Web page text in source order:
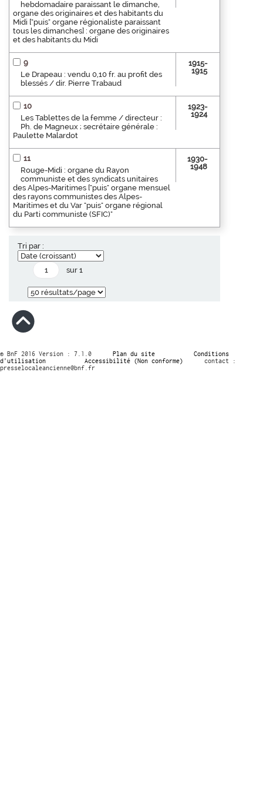
hebdomadaire paraissant le dimanche,
organe des originaires et des habitants du
Midi ["puis" organe régionaliste paraissant
tous les dimanches] : organe des originaires
et des habitants du Midi
9
Le Drapeau : vendu 0,10 fr. au profit des
blessés / dir. Pierre Trabaud
1915-
1915
10
Les Tablettes de la femme / directeur :
Ph. de Magneux ; secrétaire générale :
Paulette Malardot
1923-
1924
11
Rouge-Midi : organe du Rayon
communiste et des syndicats unitaires
des Alpes-Maritimes ["puis" organe mensuel
des rayons communistes des Alpes-
Maritimes et du Var "puis" organe régional
du Parti communiste (SFIC)"
1930-
1948
Tri par :
sur 1
© BnF 2016 Version : 7.1.0 Plan du site
Conditions
d’utilisation
Accessibilité (Non conforme)
contact :
presselocaleancienne@bnf.fr